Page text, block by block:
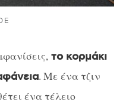
το κορμάκι
. Με ένα τζιν
ένα τέλειο